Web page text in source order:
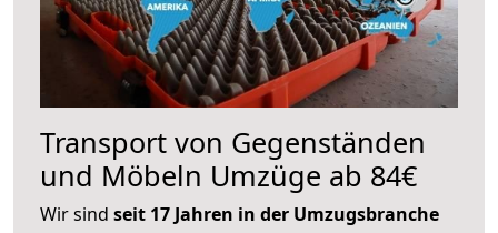
Transport von Gegenständen
und Möbeln Umzüge ab 84€
Wir sind seit 17 Jahren in der Umzugsbranche